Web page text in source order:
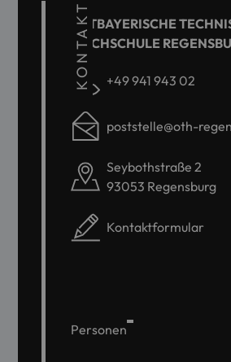
KONTAKT
OSTBAYERISCHE
HOCHSCHULE
+49 941 943 02
poststelle@oth-
Seybothstraße 2
93053 Regensburg
Kontaktformular
Personen